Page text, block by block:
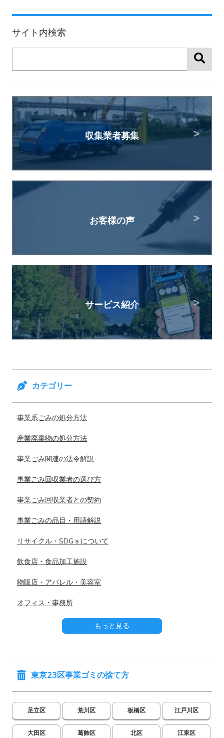
サイト内検索
収集業者募集
お客様の声
サービス紹介
カテゴリー
事業系ごみの処分方法
産業廃棄物の処分方法
事業ごみ関連の法令解説
事業ごみ回収業者の選び方
事業ごみ回収業者との契約
事業ごみの品目・用語解説
リサイクル・SDGｓについて
飲食店・食品加工施設
物販店・アパレル・美容室
オフィス・事務所
もっと見る
東京23区事業ゴミの捨て方
足立区 荒川区 板橋区 江戸川区
大田区 葛飾区 北区 江東区